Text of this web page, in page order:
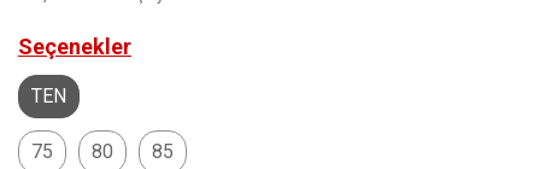
Seçenekler
TEN
75 80 85